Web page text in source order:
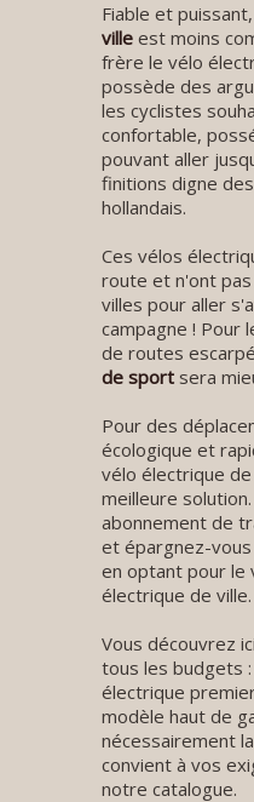
Fiable et
ville est moins
frère le vélo
possède des
les cyclistes
confortable,
pouvant aller
finitions digne
hollandais.
Ces vélos
route et n'ont
villes pour aller
campagne ! Pour
de routes
de sport sera
Pour des
écologique et
vélo électrique
meilleure
abonnement de
et épargnez-
en optant pour le
électrique de ville.
Vous découvrez
tous les budgets
électrique
modèle haut de
nécessairement
convient à vos
notre catalogue.